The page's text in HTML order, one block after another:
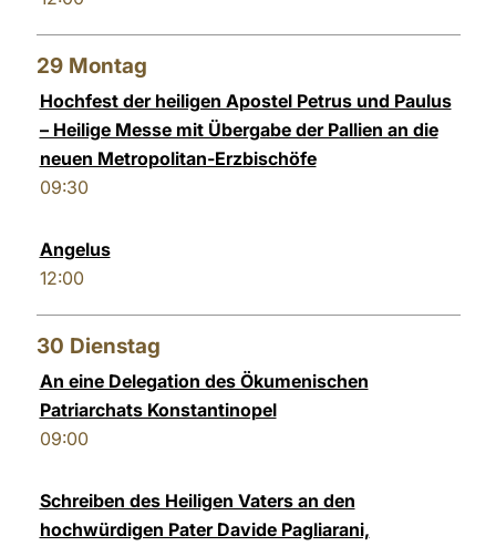
29 Montag
Hochfest der heiligen Apostel Petrus und Paulus
– Heilige Messe mit Übergabe der Pallien an die
neuen Metropolitan-Erzbischöfe
09:30
Angelus
12:00
30 Dienstag
An eine Delegation des Ökumenischen
Patriarchats Konstantinopel
09:00
Schreiben des Heiligen Vaters an den
hochwürdigen Pater Davide Pagliarani,